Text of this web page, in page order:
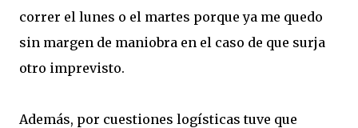
correr el lunes o el martes porque ya me quedo
sin margen de maniobra en el caso de que surja
otro imprevisto.
Además, por cuestiones logísticas tuve que